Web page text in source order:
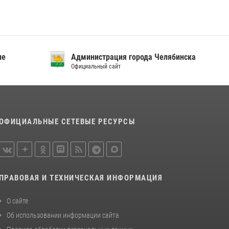
Бойцы спецназа Росгвардии провели
отрядов на Южном Урале
Администрация города Челябинска
Официальный сайт
СЕТЕВЫЕ РЕСУРСЫ
ПРАВОВАЯ И ТЕХНИЧЕСКАЯ ИНФОРМАЦИЯ
О сайте
Об использовании информации сайта